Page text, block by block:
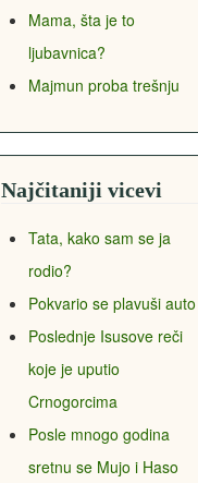
Mama, šta je to
ljubavnica?
Majmun proba trešnju
Najčitaniji vicevi
Tata, kako sam se ja
rodio?
Pokvario se plavuši auto
Poslednje Isusove reči
koje je uputio
Crnogorcima
Posle mnogo godina
sretnu se Mujo i Haso